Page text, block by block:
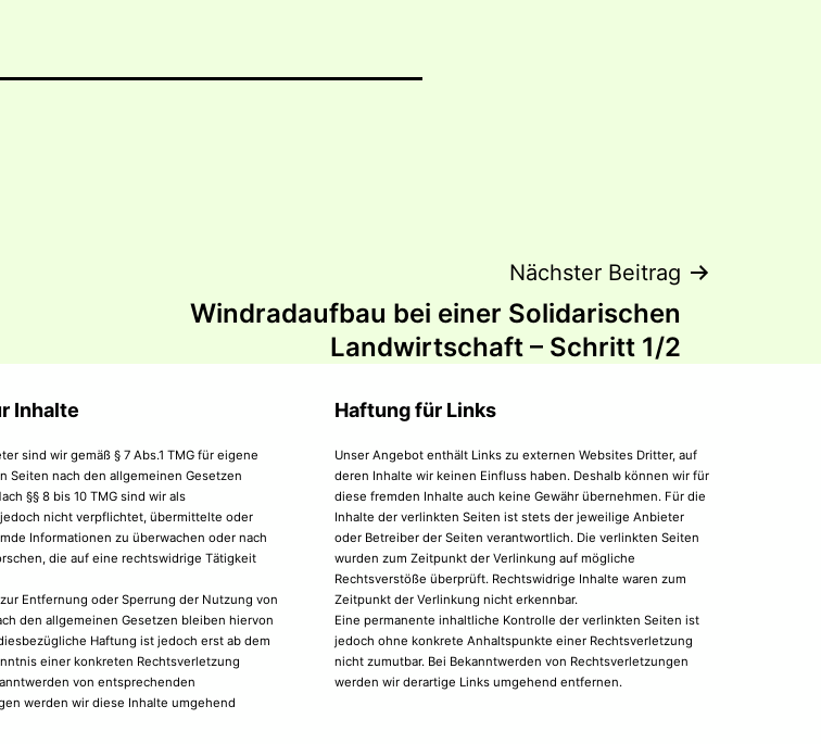
Nächster Beitrag
Windradaufbau bei einer Solidarischen
Landwirtschaft – Schritt 1/2
Inhalte
sind wir gemäß § 7 Abs.1 TMG für eigene
Seiten nach den allgemeinen Gesetzen
§§ 8 bis 10 TMG sind wir als
nicht verpflichtet, übermittelte oder
Informationen zu überwachen oder nach
die auf eine rechtswidrige Tätigkeit
Entfernung oder Sperrung der Nutzung von
den allgemeinen Gesetzen bleiben hiervon
Haftung ist jedoch erst ab dem
einer konkreten Rechtsverletzung
von entsprechenden
werden wir diese Inhalte umgehend
Haftung für Links
Unser Angebot enthält Links zu externen Websites Dritter, auf
deren Inhalte wir keinen Einfluss haben. Deshalb können wir für
diese fremden Inhalte auch keine Gewähr übernehmen. Für die
Inhalte der verlinkten Seiten ist stets der jeweilige Anbieter
oder Betreiber der Seiten verantwortlich. Die verlinkten Seiten
wurden zum Zeitpunkt der Verlinkung auf mögliche
Rechtsverstöße überprüft. Rechtswidrige Inhalte waren zum
Zeitpunkt der Verlinkung nicht erkennbar.
Eine permanente inhaltliche Kontrolle der verlinkten Seiten ist
jedoch ohne konkrete Anhaltspunkte einer Rechtsverletzung
nicht zumutbar. Bei Bekanntwerden von Rechtsverletzungen
werden wir derartige Links umgehend entfernen.